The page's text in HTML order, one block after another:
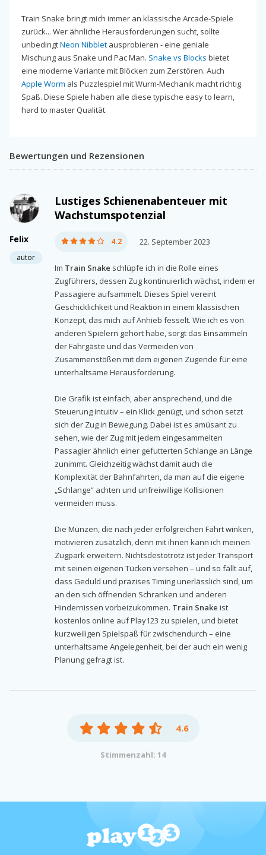
Train Snake bringt mich immer an klassische Arcade-Spiele
zurück... Wer ähnliche Herausforderungen sucht, sollte
unbedingtNeon Nibblet ausprobieren - eine geniale
Mischung aus Snake und Pac Man. Snake vs Blocks bietet
eine moderne Variante mit Blöcken zum Zerstören. Auch
Apple Worm als Puzzlespiel mit Wurm-Mechanik macht richtig
Spaß. Diese Spiele haben alle diese typische easy to learn,
hard to master Qualität.
Bewertungen und Rezensionen
Felix
autor
Lustiges Schienenabenteuer mit
Wachstumspotenzial
4.2 22. September 2023
Im Train Snake schlüpfe ich in die Rolle eines
Zugführers, dessen Zug kontinuierlich wächst, indem er
Passagiere aufsammelt. Dieses Spiel vereint
Geschicklichkeit und Reaktion in einem klassischen
Konzept, das mich auf Anhieb fesselt. Wie ich es von
anderen Spielern gehört habe, sorgt das Einsammeln
der Fahrgäste und das Vermeiden von
Zusammenstößen mit dem eigenen Zugende für eine
unterhaltsame Herausforderung.
Die Grafik ist einfach, aber ansprechend, und die
Steuerung intuitiv – ein Klick genügt, und schon setzt
sich der Zug in Bewegung. Dabei ist es amüsant zu
sehen, wie der Zug mit jedem eingesammelten
Passagier ähnlich einer gefutterten Schlange an Länge
zunimmt. Gleichzeitig wächst damit auch die
Komplexität der Bahnfahrten, da man auf die eigene
„Schlange“ achten und unfreiwillige Kollisionen
vermeiden muss.
Die Münzen, die nach jeder erfolgreichen Fahrt winken,
motivieren zusätzlich, denn mit ihnen kann ich meinen
Zugpark erweitern. Nichtsdestotrotz ist jeder Transport
mit seinen eigenen Tücken versehen – und so fällt auf,
dass Geduld und präzises Timing unerlässlich sind, um
an den sich öffnenden Schranken und anderen
Hindernissen vorbeizukommen. Train Snake ist
kostenlos online auf Play123 zu spielen, und bietet
kurzweiligen Spielspaß für zwischendurch – eine
unterhaltsame Angelegenheit, bei der auch ein wenig
Planung gefragt ist.
4.6
Stimmenzahl: 14